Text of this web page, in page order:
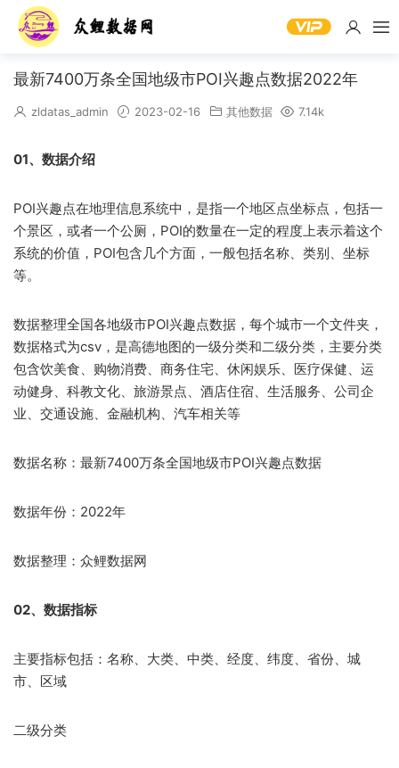
最新7400万条全国地级市POI兴趣点数据2022年
zldatas_admin 2023-02-16 其他数据 7.14k
01、数据介绍
POI兴趣点在地理信息系统中，是指一个地区点坐标点，包括一
个景区，或者一个公厕，POI的数量在一定的程度上表示着这个
系统的价值，POI包含几个方面，一般包括名称、类别、坐标
等。
数据整理全国各地级市POI兴趣点数据，每个城市一个文件夹，
数据格式为csv，是高德地图的一级分类和二级分类，主要分类
包含饮美食、购物消费、商务住宅、休闲娱乐、医疗保健、运
动健身、科教文化、旅游景点、酒店住宿​、生活服务、公司企
业、交通设施、金融机构、汽车相关等
数据名称：最新7400万条全国地级市POI兴趣点数据
数据年份：2022年
数据整理：众鲤数据网
02、数据指标
主要指标包括：​名称、大类、中类、经度、纬度、省份、城
市、区域
二级分类